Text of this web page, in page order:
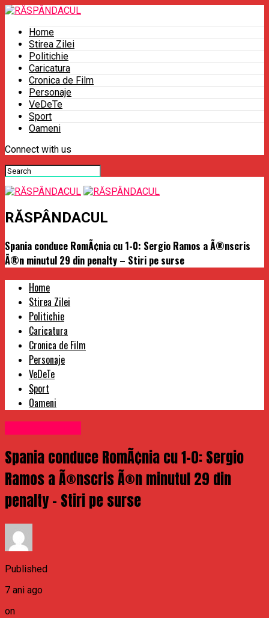
Home
Stirea Zilei
Politichie
Caricatura
Cronica de Film
Personaje
VeDeTe
Sport
Oameni
Connect with us
RĂSPÂNDACUL
Spania conduce RomÃ¢nia cu 1-0: Sergio Ramos a Ã®nscris
Ã®n minutul 29 din penalty – Stiri pe surse
Home
Stirea Zilei
Politichie
Caricatura
Cronica de Film
Personaje
VeDeTe
Sport
Oameni
Spania conduce RomÃ¢nia cu 1-0: Sergio
Ramos a Ã®nscris Ã®n minutul 29 din
penalty – Stiri pe surse
Published
7 ani ago
on